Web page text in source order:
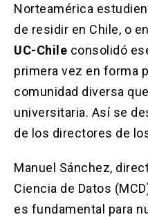
Norteamérica
de residir en Chile, o
UC-Chile consolidó
primera vez en forma
comunidad diversa
universitaria. Así se
de los directores de
Manuel Sánchez,
Ciencia de Datos
es fundamental para